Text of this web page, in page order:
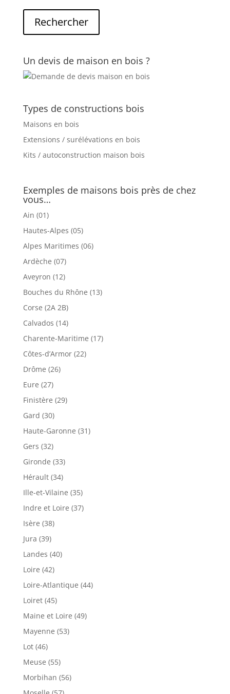
Un devis de maison en bois ?
Types de constructions bois
Maisons en bois
Extensions / surélévations en bois
Kits / autoconstruction maison bois
Exemples de maisons bois près de chez
vous…
Ain (01)
Hautes-Alpes (05)
Alpes Maritimes (06)
Ardèche (07)
Aveyron (12)
Bouches du Rhône (13)
Corse (2A 2B)
Calvados (14)
Charente-Maritime (17)
Côtes-d’Armor (22)
Drôme (26)
Eure (27)
Finistère (29)
Gard (30)
Haute-Garonne (31)
Gers (32)
Gironde (33)
Hérault (34)
Ille-et-Vilaine (35)
Indre et Loire (37)
Isère (38)
Jura (39)
Landes (40)
Loire (42)
Loire-Atlantique (44)
Loiret (45)
Maine et Loire (49)
Mayenne (53)
Lot (46)
Meuse (55)
Morbihan (56)